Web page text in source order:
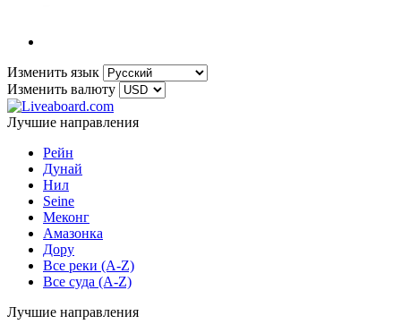
Изменить язык
Изменить валюту
Лучшие направления
Рейн
Дунай
Нил
Seine
Меконг
Амазонка
Дору
Все реки (A-Z)
Все суда (A-Z)
Лучшие направления